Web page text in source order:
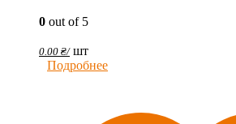
0 out of 5
0.00 ₴/ шт
Подробнее